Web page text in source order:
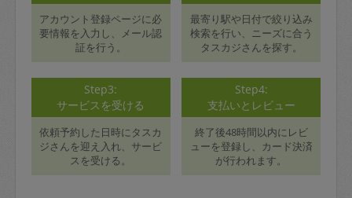
アカウント登録ページに必
要情報を入力し、メール認
証を行う。
最寄り駅や日付で絞り込み
検索を行い、ニーズに合う
タスカジさんを探す。
Step3:
サービスを受ける
依頼予約した日時にタスカ
ジさんを迎え入れ、サービ
スを受ける。
Step4:
支払いとレビュー
終了後48時間以内にレビ
ューを登録し、カード決済
が行われます。